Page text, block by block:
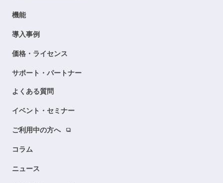
機能
導入事例
価格・ライセンス
サポート・パートナー
よくある質問
イベント・セミナー
ご利用中の方へ
コラム
ニュース